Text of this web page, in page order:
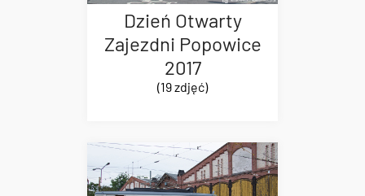
Dzień Otwarty
Zajezdni Popowice
2017
(19 zdjęć)